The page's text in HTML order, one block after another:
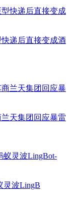
递后直接变成酒
天集团回应暴雷
灵波LingB